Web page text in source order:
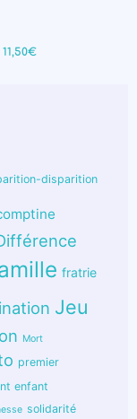
disparition
fratrie
Jeu
Mort
premier
enfant
solidarité